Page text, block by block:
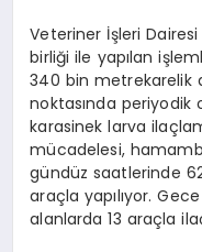
Veteriner İşleri Dairesi
birliği ile yapılan
340 bin metrekarelik
noktasında periyodik
karasinek larva
mücadelesi,
gündüz saatlerinde
araçla yapılıyor.
alanlarda 13 araçla